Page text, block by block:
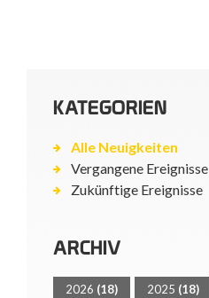
KATEGORIEN
Alle Neuigkeiten
Vergangene Ereignisse
Zukünftige Ereignisse
ARCHIV
2026 (18) 2025 (18)